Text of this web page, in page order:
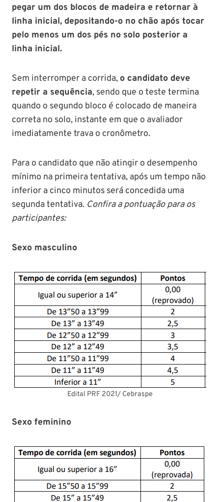
pegar um dos blocos de madeira e retornar à
linha inicial, depositando-o no chão após tocar
pelo menos um dos pés no solo posterior a
linha inicial.
Sem interromper a corrida, o candidato deve
repetir a sequência, sendo que o teste termina
quando o segundo bloco é colocado de maneira
correta no solo, instante em que o avaliador
imediatamente trava o cronômetro.
Para o candidato que não atingir o desempenho
mínimo na primeira tentativa, após um tempo não
inferior a cinco minutos será concedida uma
segunda tentativa. Confira a pontuação para os
participantes:
Sexo masculino
Edital PRF 2021/ Cebraspe
Sexo feminino